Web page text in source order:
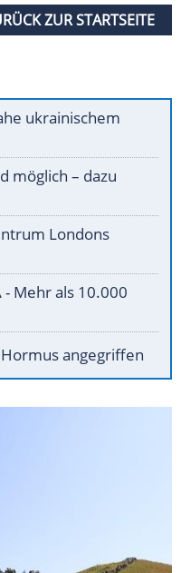
ZUR STARTSEITE
ukrainischem
möglich – dazu
Londons
- Mehr als 10.000
angegriffen